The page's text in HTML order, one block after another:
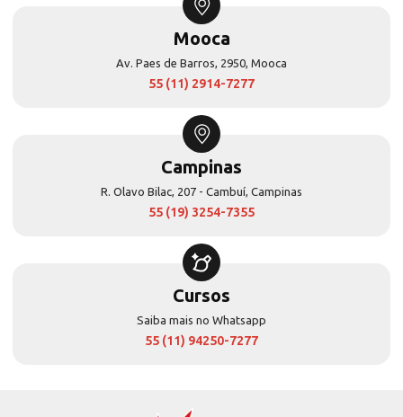
Mooca
Av. Paes de Barros, 2950, Mooca
55 (11) 2914-7277
Campinas
R. Olavo Bilac, 207 - Cambuí, Campinas
55 (19) 3254-7355
Cursos
Saiba mais no Whatsapp
55 (11) 94250-7277